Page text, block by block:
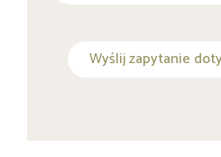
Wyślij zapytanie